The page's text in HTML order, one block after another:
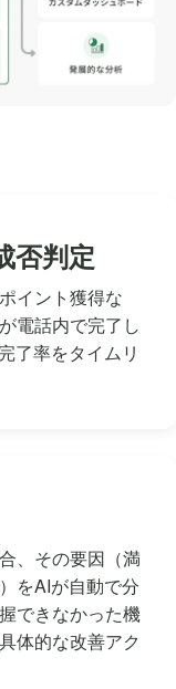
否判定
イント獲得な
電話内で完了し
了率をタイムリ
、その要因（満
をAIが自動で分
できなかった機
体的な改善アク